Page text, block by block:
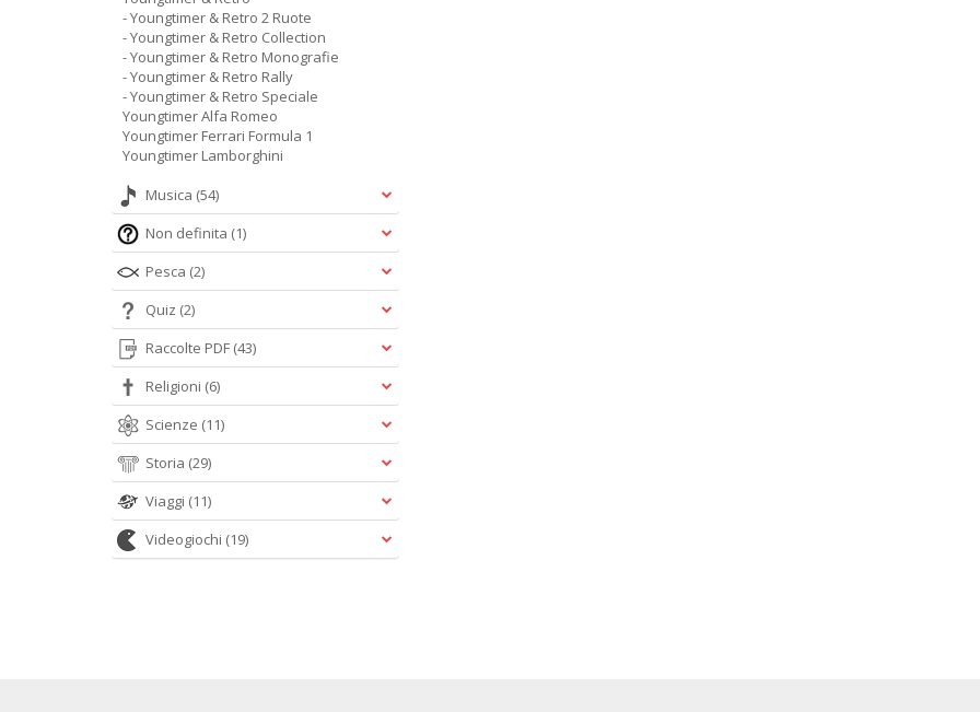
- Youngtimer & Retro 2 Ruote
- Youngtimer & Retro Collection
- Youngtimer & Retro Monografie
- Youngtimer & Retro Rally
- Youngtimer & Retro Speciale
Youngtimer Alfa Romeo
Youngtimer Ferrari Formula 1
Youngtimer Lamborghini
Musica (54)
Non definita (1)
Pesca (2)
Quiz (2)
Raccolte PDF (43)
Religioni (6)
Scienze (11)
Storia (29)
Viaggi (11)
Videogiochi (19)